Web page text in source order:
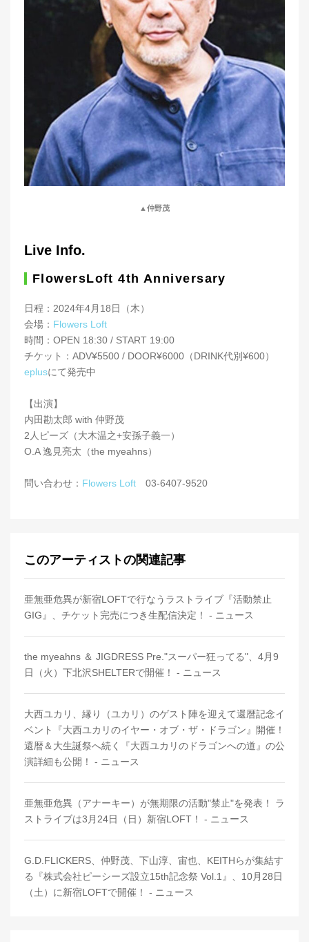
▲仲野茂
Live Info.
FlowersLoft 4th Anniversary
日程：2024年4月18日（木）
会場： Flowers Loft
時間：OPEN 18:30 / START 19:00
チケット：ADV¥5500 / DOOR¥6000（DRINK代別¥600）
eplusにて発売中
【出演】
内田勘太郎 with 仲野茂
2人ピーズ（大木温之+安孫子義一）
O.A 逸見亮太（the myeahns）
問い合わせ： Flowers Loft 03-6407-9520
このアーティストの関連記事
亜無亜危異が新宿LOFTで行なうラストライブ『活動禁止
GIG』、チケット完売につき生配信決定！ - ニュース
the myeahns ＆ JIGDRESS Pre."スーパー狂ってる"、4月9
日（火）下北沢SHELTERで開催！ - ニュース
大西ユカリ、縁り（ユカリ）のゲスト陣を迎えて還暦記念イ
ベント『大西ユカリのイヤー・オブ・ザ・ドラゴン』開催！
還暦＆大生誕祭へ続く『大西ユカリのドラゴンへの道』の公
演詳細も公開！ - ニュース
亜無亜危異（アナーキー）が無期限の活動"禁止"を発表！ ラ
ストライブは3月24日（日）新宿LOFT！ - ニュース
G.D.FLICKERS、仲野茂、下山淳、宙也、KEITHらが集結す
る『株式会社ピーシーズ設立15th記念祭 Vol.1』、10月28日
（土）に新宿LOFTで開催！ - ニュース